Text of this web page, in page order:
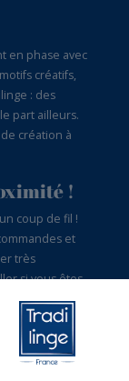
en phase avec
créatifs,
: des
part ailleurs.
création à
!
coup de fil !
et
très
si vous êtes
Tradilinge,